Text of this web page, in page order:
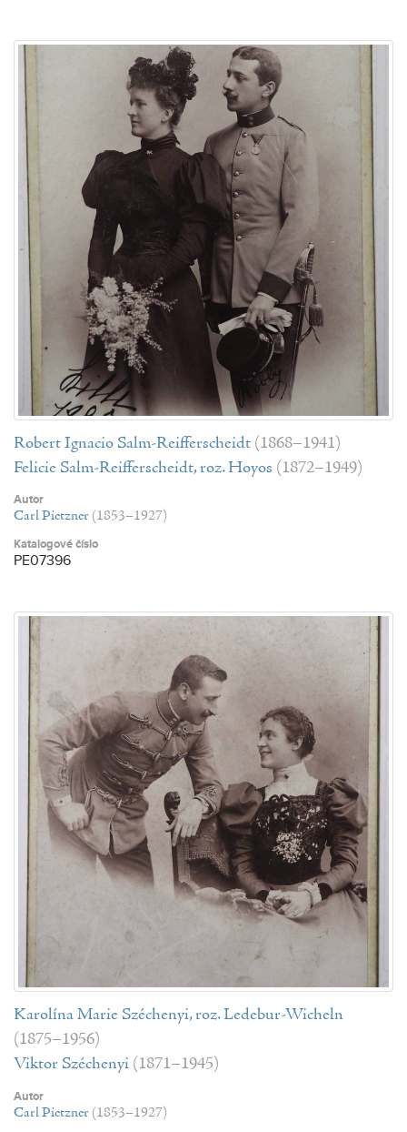
Robert Ignacio Salm-Reifferscheidt (1868–1941)
Felicie Salm-Reifferscheidt, roz. Hoyos (1872–1949)
Autor
Carl Pietzner (1853–1927)
Katalogové číslo
PE07396
Karolína Marie Széchenyi, roz. Ledebur-Wicheln
(1875–1956)
Viktor Széchenyi (1871–1945)
Autor
Carl Pietzner (1853–1927)